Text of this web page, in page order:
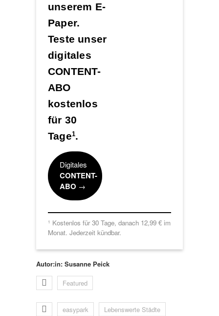
unserem E-
Paper.
Teste unser
digitales
CONTENT-
ABO
kostenlos
für 30
Tage1.
Digitales
CONTENT-
ABO →
1 Kostenlos für 30 Tage, danach 12,99 € im
Monat. Jederzeit kündbar.
Autor:in: Susanne Peick
Featured
easypark Lebenswerte Städte